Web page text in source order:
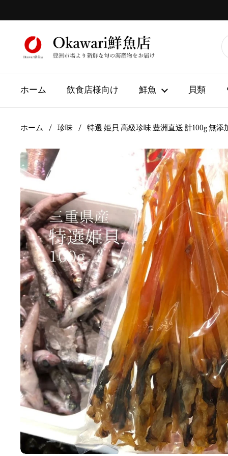
ホーム 飲食店様向け 鮮魚 貝類
ホーム / 珍味 / 特選 姫貝 高級珍味 豊洲直送 計100g 無